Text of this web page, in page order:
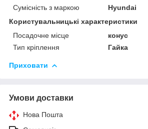
Сумісність з маркою
Hyundai
Користувальницькі характеристики
Посадочне місце
конус
Тип кріплення
Гайка
Приховати
Умови доставки
Нова Пошта